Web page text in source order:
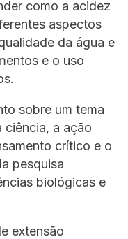
como a acidez
aspectos
da água e
e o uso
sobre um tema
ciência, a ação
crítico e o
pesquisa
biológicas e
extensão